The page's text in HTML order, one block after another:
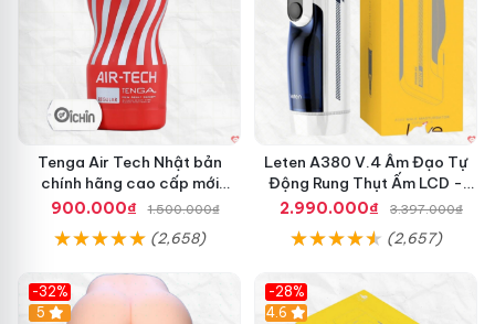
Tenga Air Tech Nhật bản
chính hãng cao cấp mới
nguyên seal giá tốt
900.000₫ 1.500.000₫
(2,658)
Leten A380 V.4 Âm Đạo Tự
Động Rung Thụt Ấm LCD -
Cực Phê
2.990.000₫ 3.397.000₫
(2,657)
-32%
Hot
5
-28%
Hot
4.6